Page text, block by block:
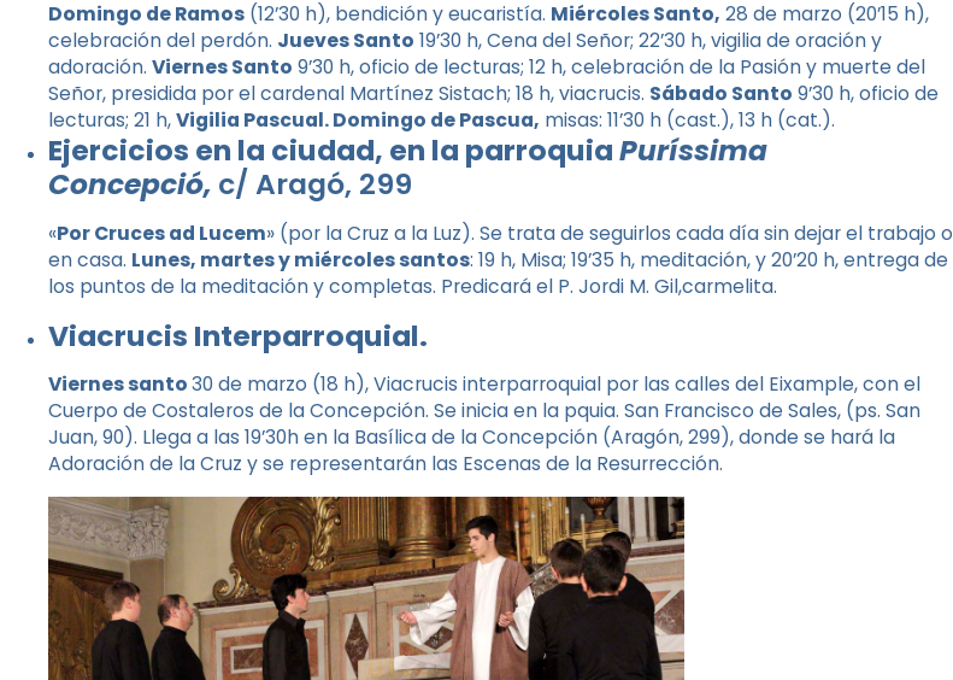
Domingo de Ramos (12’30 h), bendición y eucaristía. Miércoles Santo, 28 de marzo (20’15 h),
celebración del perdón. Jueves Santo 19’30 h, Cena del Señor; 22’30 h, vigilia de oración y
adoración. Viernes Santo 9’30 h, oficio de lecturas; 12 h, celebración de la Pasión y muerte del
Señor, presidida por el cardenal Martínez Sistach; 18 h, viacrucis. Sábado Santo 9’30 h, oficio de
lecturas; 21 h,Vigilia Pascual. Domingo de Pascua, misas: 11’30 h (cast.), 13 h (cat.).
Ejercicios en la ciudad, en la parroquiaPuríssima
Concepció, c/ Aragó, 299
«Por Cruces ad Lucem» (por la Cruz a la Luz). Se trata de seguirlos cada día sin dejar el trabajo o
en casa. Lunes, martes y miércoles santos: 19 h, Misa; 19’35 h, meditación, y 20’20 h, entrega de
los puntos de la meditación y completas. Predicará el P. Jordi M. Gil,carmelita.
Viacrucis Interparroquial.
Viernes santo30 de marzo (18 h), Viacrucis interparroquial por las calles del Eixample, con el
Cuerpo de Costaleros de la Concepción. Se inicia en la pquia. San Francisco de Sales, (ps. San
Juan, 90). Llega a las 19’30h en la Basílica de la Concepción (Aragón, 299), donde se hará la
Adoración de la Cruz y se representarán las Escenas de la Resurrección.